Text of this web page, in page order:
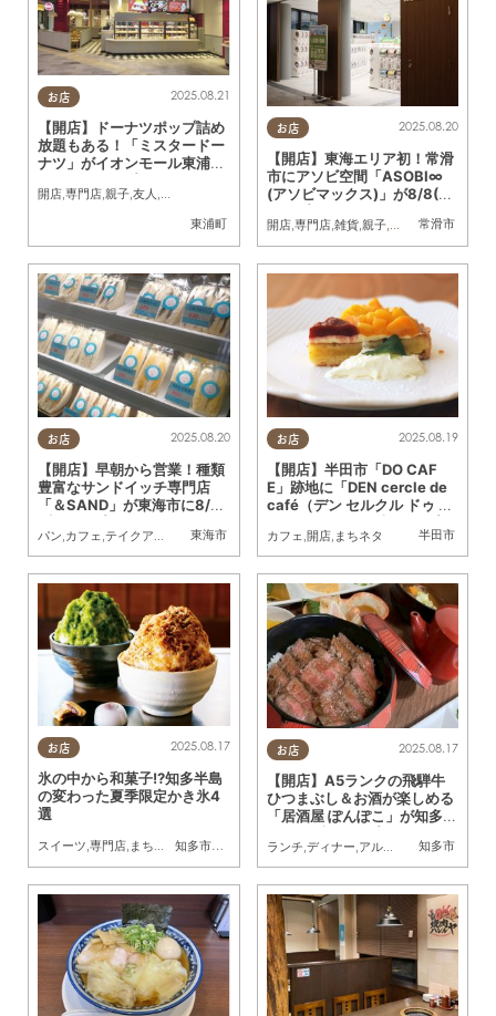
お店
東浦町
2025.08.21
【開店】ドーナツポップ詰め
放題もある！「ミスタードー
ナツ」がイオンモール東浦に
開店,専門店,親子,友人 ,ワンコイン
お店
常滑市
2025.08.20
【開店】東海エリア初！常滑
市にアソビ空間「ASOBI∞
(アソビマックス)」が8/8(金)
開店,専門店,雑貨,親子,おひとりさま
お店
東海市
2025.08.20
【開店】早朝から営業！種類
豊富なサンドイッチ専門店
「＆SAND」が東海市に8/20
パン,カフェ,テイクアウト 開店,まちネタ
お店
半田市
2025.08.19
【開店】半田市「DO CAF
E」跡地に「DEN cercle de
café（デン セルクル ドゥ カ
カフェ,開店, まちネタ
お店
知多市
, 東浦町 常滑市,南知多町
2025.08.17
氷の中から和菓子!?知多半島
の変わった夏季限定かき氷4
選
スイーツ 専門店 まちネタ ,季節ネタ まとめ記事,かき氷
お店
知多市
2025.08.17
【開店】A5ランクの飛騨牛
ひつまぶし＆お酒が楽しめる
「居酒屋 ぽんぽこ」が知多市
に7/15(火)オープン
ランチ,ディナー,アルコール ,開店,まちネ